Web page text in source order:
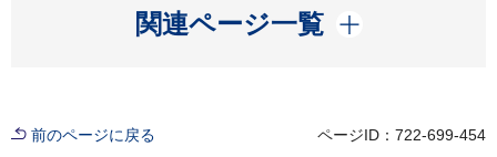
関連ページ一覧
開く
前のページに戻る ページID：722-699-454